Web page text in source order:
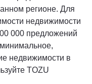
регионе. Для
недвижимости
000 предложений
недвижимости в
TOZU